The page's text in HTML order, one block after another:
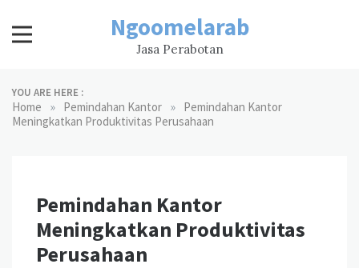
content
Ngoomelarab
Jasa Perabotan
YOU ARE HERE :
Home » Pemindahan Kantor » Pemindahan Kantor
Meningkatkan Produktivitas Perusahaan
Pemindahan Kantor
Meningkatkan Produktivitas
Perusahaan